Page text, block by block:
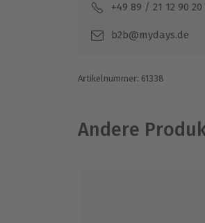
+49 89 / 21 12 90 20
b2b@mydays.de
Artikelnummer: 61338
Andere